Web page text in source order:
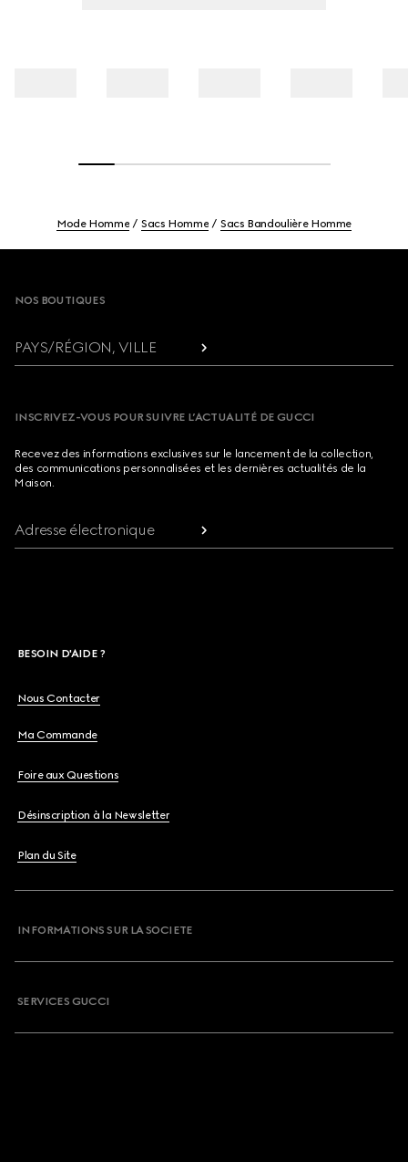
Mode Homme Sacs Homme Sacs Bandoulière Homme
NOS BOUTIQUES
PAYS/RÉGION, VILLE
INSCRIVEZ-VOUS POUR SUIVRE L’ACTUALITÉ DE GUCCI
Recevez des informations exclusives sur le lancement de la collection,
des communications personnalisées et les dernières actualités de la
Maison.
Adresse électronique
BESOIN D'AIDE ?
Nous Contacter
Ma Commande
Foire aux Questions
Désinscription à la Newsletter
Plan du Site
INFORMATIONS SUR LA SOCIETE
SERVICES GUCCI